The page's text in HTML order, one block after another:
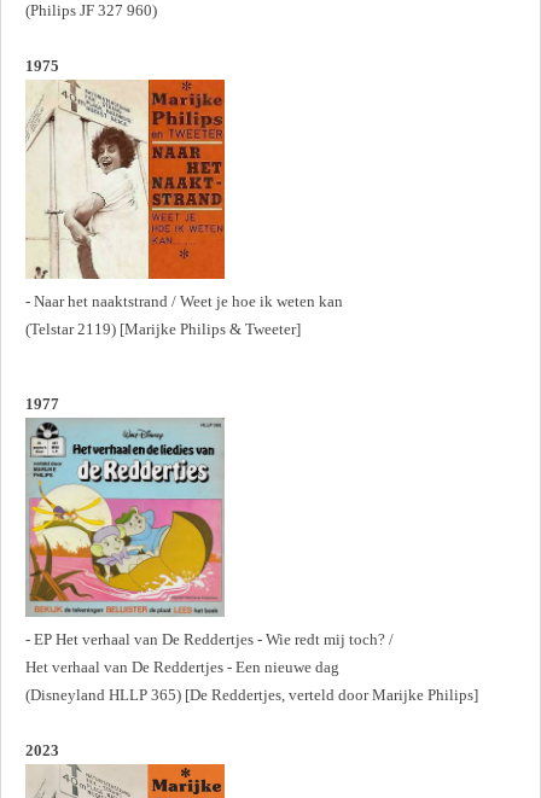
(Philips JF 327 960)
1975
- Naar het naaktstrand / Weet je hoe ik weten kan
(Telstar 2119) [Marijke Philips & Tweeter]
1977
- EP Het verhaal van De Reddertjes - Wie redt mij toch? /
Het verhaal van De Reddertjes - Een nieuwe dag
(Disneyland HLLP 365) [De Reddertjes, verteld door Marijke Philips]
2023